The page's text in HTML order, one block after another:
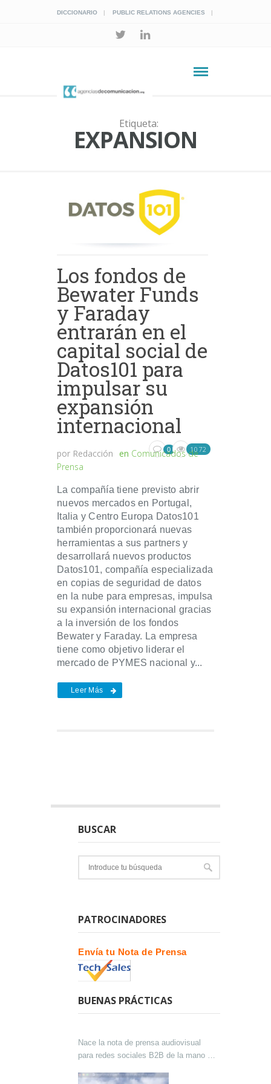
DICCIONARIO PUBLIC RELATIONS AGENCIES
Etiqueta:
EXPANSION
Los fondos de
Bewater Funds
y Faraday
entrarán en el
capital social de
Datos101 para
impulsar su
expansión
internacional
por Redacción en Comunicados de
Prensa
0 1072
La compañía tiene previsto abrir
nuevos mercados en Portugal,
Italia y Centro Europa Datos101
también proporcionará nuevas
herramientas a sus partners y
desarrollará nuevos productos
Datos101, compañía especializada
en copias de seguridad de datos
en la nube para empresas, impulsa
su expansión internacional gracias
a la inversión de los fondos
Bewater y Faraday. La empresa
tiene como objetivo liderar el
mercado de PYMES nacional y...
Leer Más
BUSCAR
PATROCINADORES
Envía tu Nota de Prensa
BUENAS PRÁCTICAS
Nace la nota de prensa audiovisual
para redes sociales B2B de la mano de